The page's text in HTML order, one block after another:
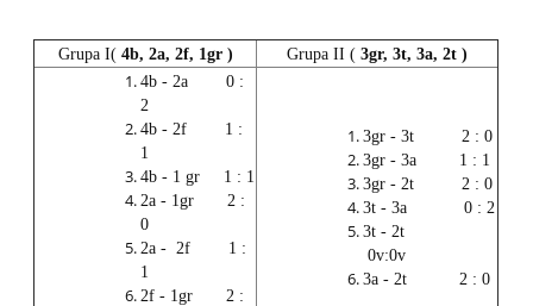
Grupa I( 4b, 2a, 2f, 1gr ) Grupa II (3gr, 3t, 3a, 2t )
4b - 2a 0 :
2
4b - 2f 1 :
1
4b - 1 gr 1 : 1
2a - 1gr 2 :
0
2a - 2f 1 :
1
2f - 1gr 2 :
3gr - 3t 2 : 0
3gr - 3a 1 : 1
3gr - 2t 2 : 0
3t - 3a 0 : 2
3t - 2t
0v:0v
3a - 2t 2 : 0